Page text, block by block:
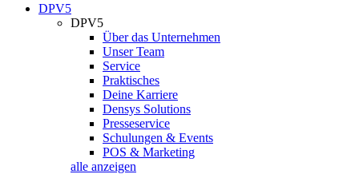
DPV5
DPV5
Über das Unternehmen
Unser Team
Service
Praktisches
Deine Karriere
Densys Solutions
Presseservice
Schulungen & Events
POS & Marketing
alle anzeigen